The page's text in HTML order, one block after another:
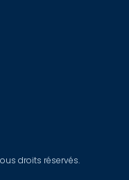
droits réservés.